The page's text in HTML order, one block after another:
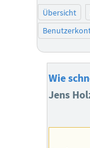
Übersicht
Wie
Jens